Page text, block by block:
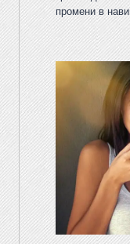
промени в